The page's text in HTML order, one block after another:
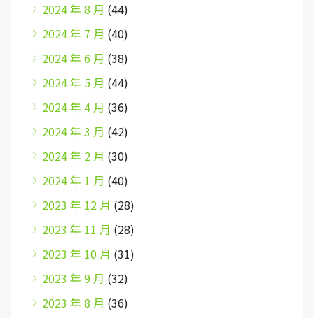
2024 年 8 月 (44)
2024 年 7 月 (40)
2024 年 6 月 (38)
2024 年 5 月 (44)
2024 年 4 月 (36)
2024 年 3 月 (42)
2024 年 2 月 (30)
2024 年 1 月 (40)
2023 年 12 月 (28)
2023 年 11 月 (28)
2023 年 10 月 (31)
2023 年 9 月 (32)
2023 年 8 月 (36)